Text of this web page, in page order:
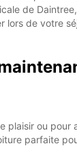
de
lors de votre
plaisir ou pour
parfaite